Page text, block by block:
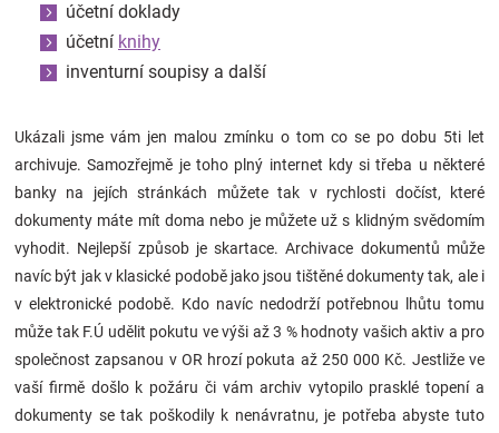
účetní doklady
účetní knihy
inventurní soupisy a další
Ukázali jsme vám jen malou zmínku o tom co se po dobu 5ti let
archivuje. Samozřejmě je toho plný internet kdy si třeba u některé
banky na jejích stránkách můžete tak v rychlosti dočíst, které
dokumenty máte mít doma nebo je můžete už s klidným svědomím
vyhodit. Nejlepší způsob je skartace. Archivace dokumentů může
navíc být jak v klasické podobě jako jsou tištěné dokumenty tak, ale i
v elektronické podobě. Kdo navíc nedodrží potřebnou lhůtu tomu
může tak F.Ú udělit pokutu ve výši až 3 % hodnoty vašich aktiv a pro
společnost zapsanou v OR hrozí pokuta až 250 000 Kč. Jestliže ve
vaší firmě došlo k požáru či vám archiv vytopilo prasklé topení a
dokumenty se tak poškodily k nenávratnu, je potřeba abyste tuto